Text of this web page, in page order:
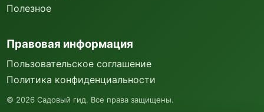
Полезное
Правовая информация
Пользовательское соглашение
Политика конфиденциальности
© 2026 Садовый гид. Все права защищены.